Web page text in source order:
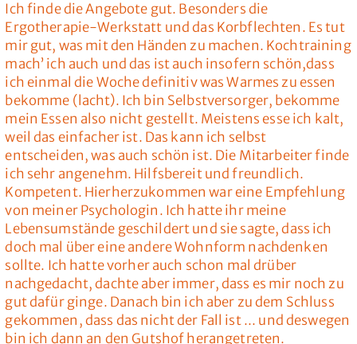
Ich finde die Angebote gut. Besonders die
Ergotherapie-Werkstatt und das Korbflechten. Es tut
mir gut, was mit den Händen zu machen. Kochtraining
mach’ ich auch und das ist auch insofern schön,dass
ich einmal die Woche definitiv was Warmes zu essen
bekomme (lacht). Ich bin Selbstversorger, bekomme
mein Essen also nicht gestellt. Meistens esse ich kalt,
weil das einfacher ist. Das kann ich selbst
entscheiden, was auch schön ist. Die Mitarbeiter finde
ich sehr angenehm. Hilfsbereit und freundlich.
Kompetent. Hierherzukommen war eine Empfehlung
von meiner Psychologin. Ich hatte ihr meine
Lebensumstände geschildert und sie sagte, dass ich
doch mal über eine andere Wohnform nachdenken
sollte. Ich hatte vorher auch schon mal drüber
nachgedacht, dachte aber immer, dass es mir noch zu
gut dafür ginge. Danach bin ich aber zu dem Schluss
gekommen, dass das nicht der Fall ist ... und deswegen
bin ich dann an den Gutshof herangetreten.